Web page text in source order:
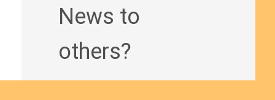
News to
others?